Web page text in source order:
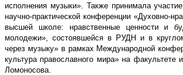
исполнения музыки». Также принимала
научно-практической конференции «Духовно-
высшей школе: нравственные ценности и
молодежи», состоявшейся в РУДН и в
через музыку» в рамках Международной
культура православного мира» на факультете
Ломоносова.